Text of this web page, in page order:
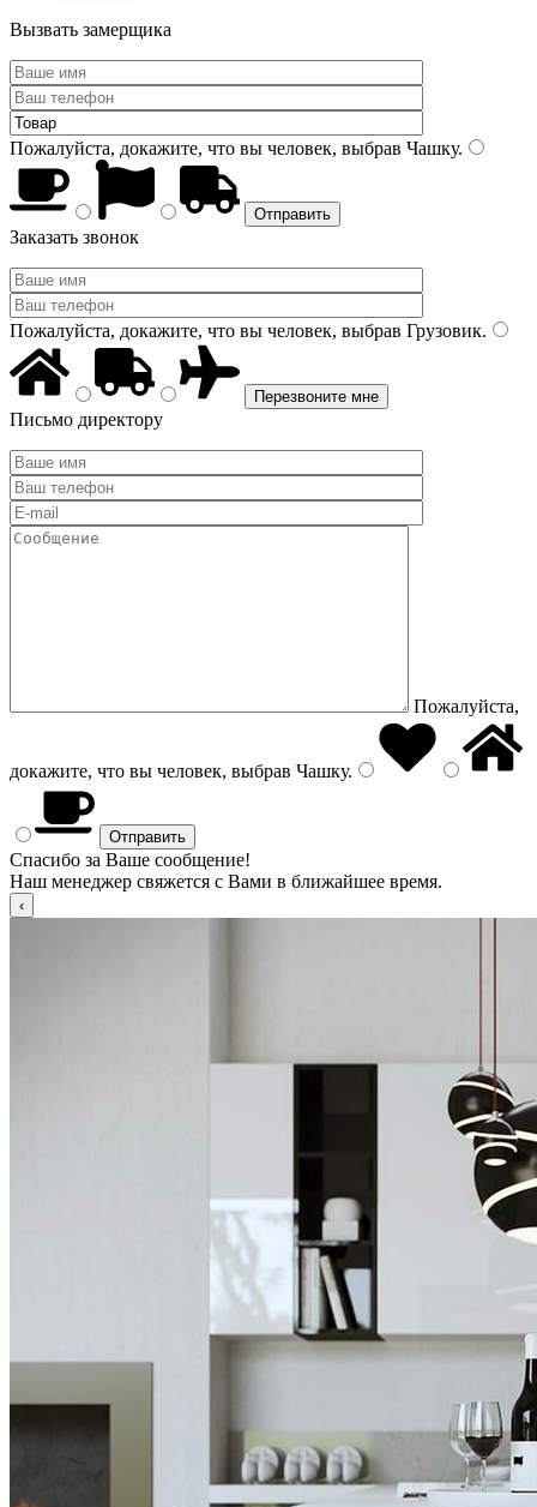
Вызвать замерщика
Пожалуйста, докажите, что вы человек, выбрав Чашку.
Заказать звонок
Пожалуйста, докажите, что вы человек, выбрав Грузовик.
Письмо директору
Пожалуйста,
докажите, что вы человек, выбрав Чашку.
Спасибо за Ваше сообщение!
Наш менеджер свяжется с Вами в ближайшее время.